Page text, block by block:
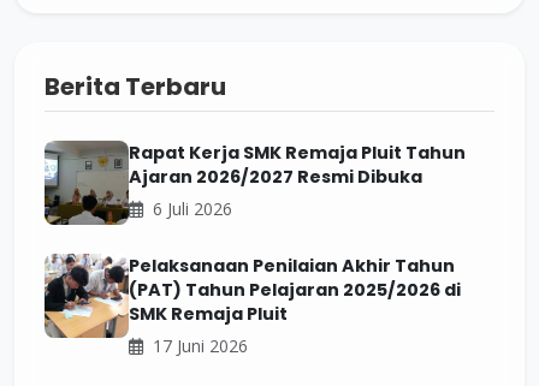
Berita Terbaru
Rapat Kerja SMK Remaja Pluit Tahun
Ajaran 2026/2027 Resmi Dibuka
6 Juli 2026
Pelaksanaan Penilaian Akhir Tahun
(PAT) Tahun Pelajaran 2025/2026 di
SMK Remaja Pluit
17 Juni 2026